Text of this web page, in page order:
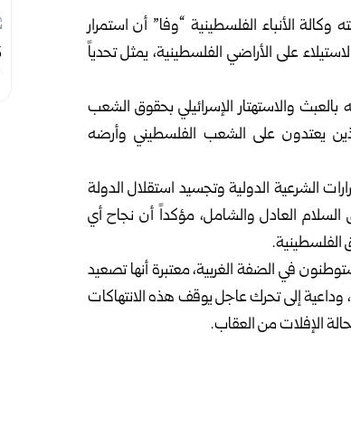
الأنباء الفلسطينية “وفا” أن استمرار
على الأراضي الفلسطينية، يمثل تحدياً
والاستهتار الإسرائيلي بحقوق الشعب
يعتدون على الشعب الفلسطيني وأرضه
الشرعية الدولية وتجسيد استقلال الدولة
السلام العادل والشامل، مؤكداً أن نجاح أي
الفلسطينية.
في الضفة الغربية، معتبرة أنها تصعيد
وداعية إلى تحرك عاجل يوقف هذه الانتهاكات
الإفلات من العقاب.